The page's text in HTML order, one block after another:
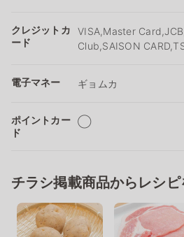
クレジットカ
ード
VISA,Master
Club,SAISON
電子マネー ギョムカ
ポイントカー
ド
◯
チラシ掲載商品からレシ